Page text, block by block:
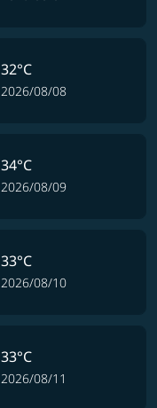
32°C
2026/08/08
34°C
2026/08/09
33°C
2026/08/10
33°C
2026/08/11